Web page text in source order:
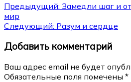
Навигация
по
записям
Предыдущий: Замедли шаг и
мир
Следующий: Разум и сердце
Добавить комментарий
Ваш адрес email не будет
Обязательные поля помечены *